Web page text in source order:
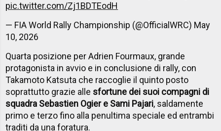
pic.twitter.com/Zj1BDTEodH
— FIA World Rally Championship (@OfficialWRC) May
10, 2026
Quarta posizione per Adrien Fourmaux, grande
protagonista in avvio e in conclusione di rally, con
Takamoto Katsuta che raccoglie il quinto posto
soprattutto grazie alle sfortune dei suoi compagni di
squadra Sebastien Ogier e Sami Pajari, saldamente
primo e terzo fino alla penultima speciale ed entrambi
traditi da una foratura.